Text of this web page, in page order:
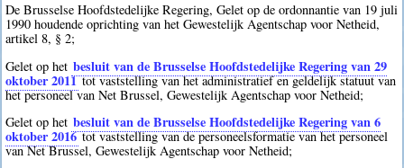
De Brusselse Hoofdstedelijke Regering, Gelet op de ordonnantie van 19 juli
1990 houdende oprichting van het Gewestelijk Agentschap voor Netheid,
artikel 8, § 2;
Gelet op het besluit van de Brusselse Hoofdstedelijke Regering van 29
oktober 2011tot vaststelling van het administratief en geldelijk statuut van
het personeel van Net Brussel, Gewestelijk Agentschap voor Netheid;
Gelet op het besluit van de Brusselse Hoofdstedelijke Regering van 6
oktober 2016tot vaststelling van de personeelsformatie van het personeel
van Net Brussel, Gewestelijk Agentschap voor Netheid;